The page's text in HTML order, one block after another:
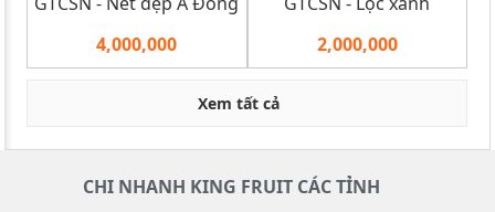
4,000,000
2,000,000
Xem tất cả
CHI NHANH KING FRUIT CÁC TỈNH